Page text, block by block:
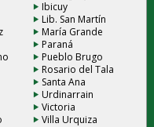
Ibicuy
Lib. San Martín
María Grande
Paraná
Pueblo Brugo
Rosario del Tala
Santa Ana
Urdinarrain
Victoria
Villa Urquiza